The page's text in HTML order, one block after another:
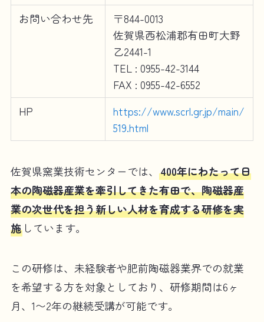
お問い合わせ先
〒844-0013
佐賀県西松浦郡有田町大野
乙2441-1
TEL : 0955-42-3144
FAX : 0955-42-6552
HP
https://www.scrl.gr.jp/main/
519.html
佐賀県窯業技術センターでは、 400年にわたって日
本の陶磁器産業を牽引してきた有田で、陶磁器産
業の次世代を担う新しい人材を育成する研修を実
施しています。
この研修は、未経験者や肥前陶磁器業界での就業
を希望する方を対象としており、研修期間は6ヶ
月、1〜2年の継続受講が可能です。